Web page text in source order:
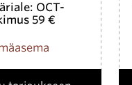
OCT-
59 €